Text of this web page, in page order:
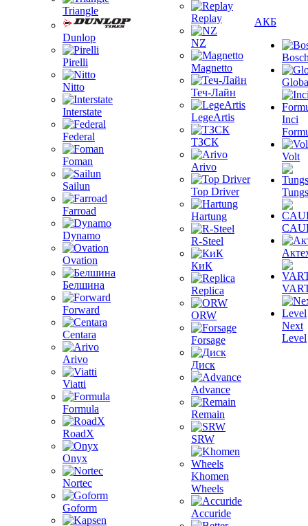
Triangle
Dunlop
Pirelli
Nitto
Interstate
Federal
Foman
Sailun
Farroad
Dynamo
Ovation
Белшина
Forward
Centara
Arivo
Viatti
Formula
RoadX
Onyx
Nortec
Goform
Replay
NZ
Magnetto
Теч-Лайн
LegeArtis
ТЗСК
Arivo
Top Driver
Hartung
R-Steel
КиК
Replica
ORW
Forsage
Диск
Advance
Remain
SRW
Khomen
Wheels
Accuride
АКБ
Inci
Volt
Next
Level